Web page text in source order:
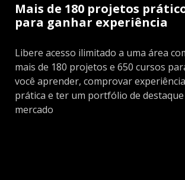
Mais de 180 projetos
para ganhar experiência
Libere acesso ilimitado a uma área
mais de 180 projetos e 650 cursos
você aprender, comprovar experiência
prática e ter um portfólio de
mercado